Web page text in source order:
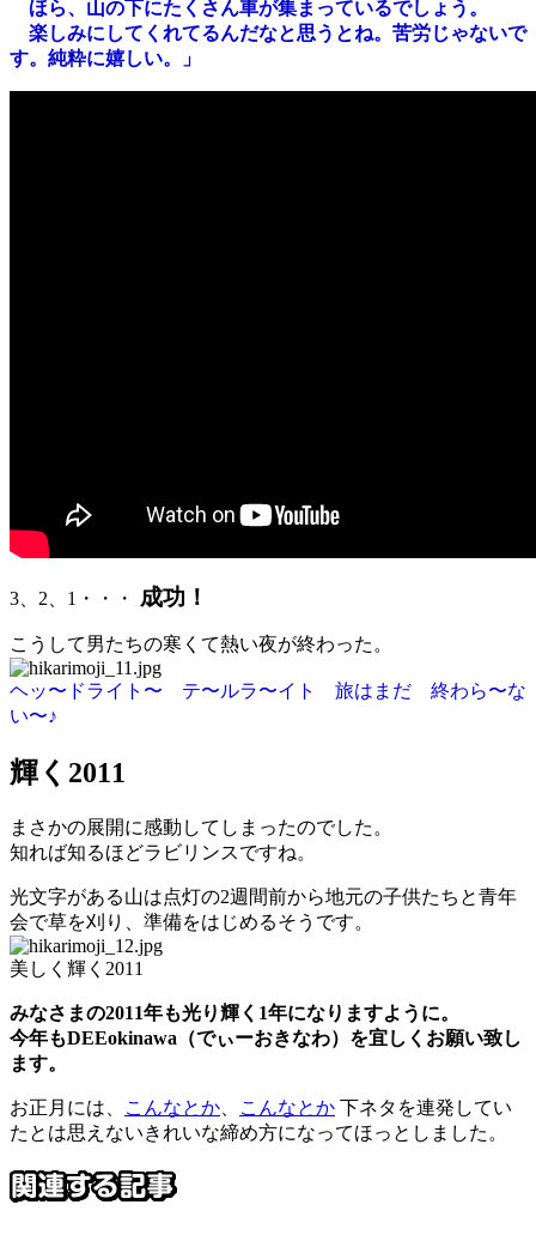
ほら、山の下にたくさん車が集まっているでしょう。
楽しみにしてくれてるんだなと思うとね。苦労じゃないで
す。純粋に嬉しい。」
3、2、1・・・ 成功！
こうして男たちの寒くて熱い夜が終わった。
ヘッ〜ドライト 〜 テ〜ルラ〜イト 旅はまだ 終わら〜な
い〜♪
輝く2011
まさかの展開に感動してしまったのでした。
知れば知るほどラビリンスですね。
光文字がある山は点灯の2週間前から地元の子供たちと青年
会で草を刈り、準備をはじめるそうです。
美しく輝く2011
みなさまの2011年も光り輝く1年になりますように。
今年もDEEokinawa（でぃーおきなわ）を宜しくお願い致し
ます。
お正月には、 こんなとか こんなとか 下ネタを連発してい
たとは思えないきれいな締め方になってほっとしました。